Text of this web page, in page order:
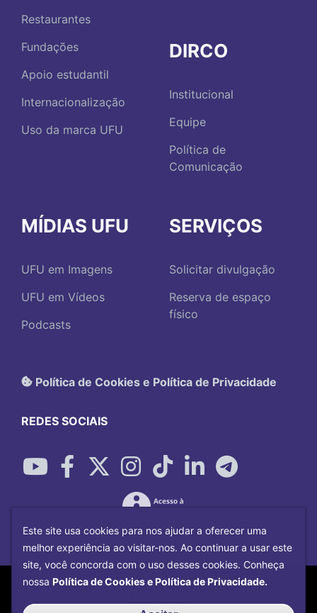
Restaurantes
Fundações
Apoio estudantil
Internacionalização
Uso da marca UFU
DIRCO
Institucional
Equipe
Política de
Comunicação
MÍDIAS UFU
UFU em Imagens
UFU em Vídeos
Podcasts
SERVIÇOS
Solicitar divulgação
Reserva de espaço
físico
Política de Cookies e Política de Privacidade
REDES SOCIAIS
Copyright©2026Universidade Federal
Este site usa cookies para nos ajudar a oferecer uma
melhor experiência ao visitar-nos. Ao continuar a usar este
site, você concorda com o uso desses cookies. Conheça
nossa Política de Cookies e Política de Privacidade.